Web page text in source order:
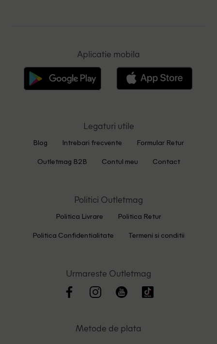
Aplicatie mobila
Legaturi utile
Blog Intrebari frecvente Formular Retur
Outletmag B2B Contul meu Contact
Politici Outletmag
Politica Livrare Politica Retur
Politica Confidentialitate Termeni si conditii
Urmareste Outletmag
Metode de plata